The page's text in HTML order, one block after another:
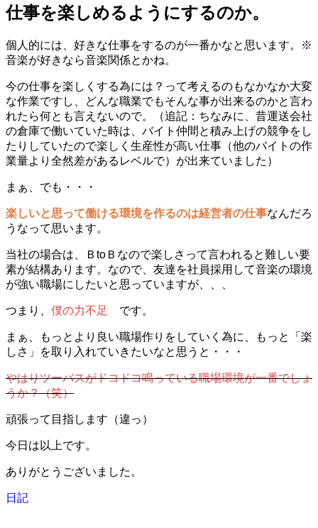
仕事を楽しめるようにするのか。
個人的には、好きな仕事をするのが一番かなと思います。※
音楽が好きなら音楽関係とかね。
今の仕事を楽しくする為には？って考えるのもなかなか大変
な作業ですし、どんな職業でもそんな事が出来るのかと言わ
れたら何とも言えないので。（追記：ちなみに、昔運送会社
の倉庫で働いていた時は、バイト仲間と積み上げの競争をし
たりしていたので楽しく生産性が高い仕事（他のバイトの作
業量より全然差があるレベルで）が出来ていました）
まぁ、でも・・・
楽しいと思って働ける環境を作るのは経営者の仕事なんだろ
うなって思います。
当社の場合は、ＢtoＢなので楽しさって言われると難しい要
素が結構あります。なので、友達を社員採用して音楽の環境
が強い職場にしたいと思っていますが、、、
つまり、 僕の力不足 です。
まぁ、もっとより良い職場作りをしていく為に、もっと「楽
しさ」を取り入れていきたいなと思うと・・・
やはりツーバスがドコドコ鳴っている職場環境が一番でしょ
うか？（笑）
頑張って目指します（違っ）
今日は以上です。
ありがとうございました。
日記